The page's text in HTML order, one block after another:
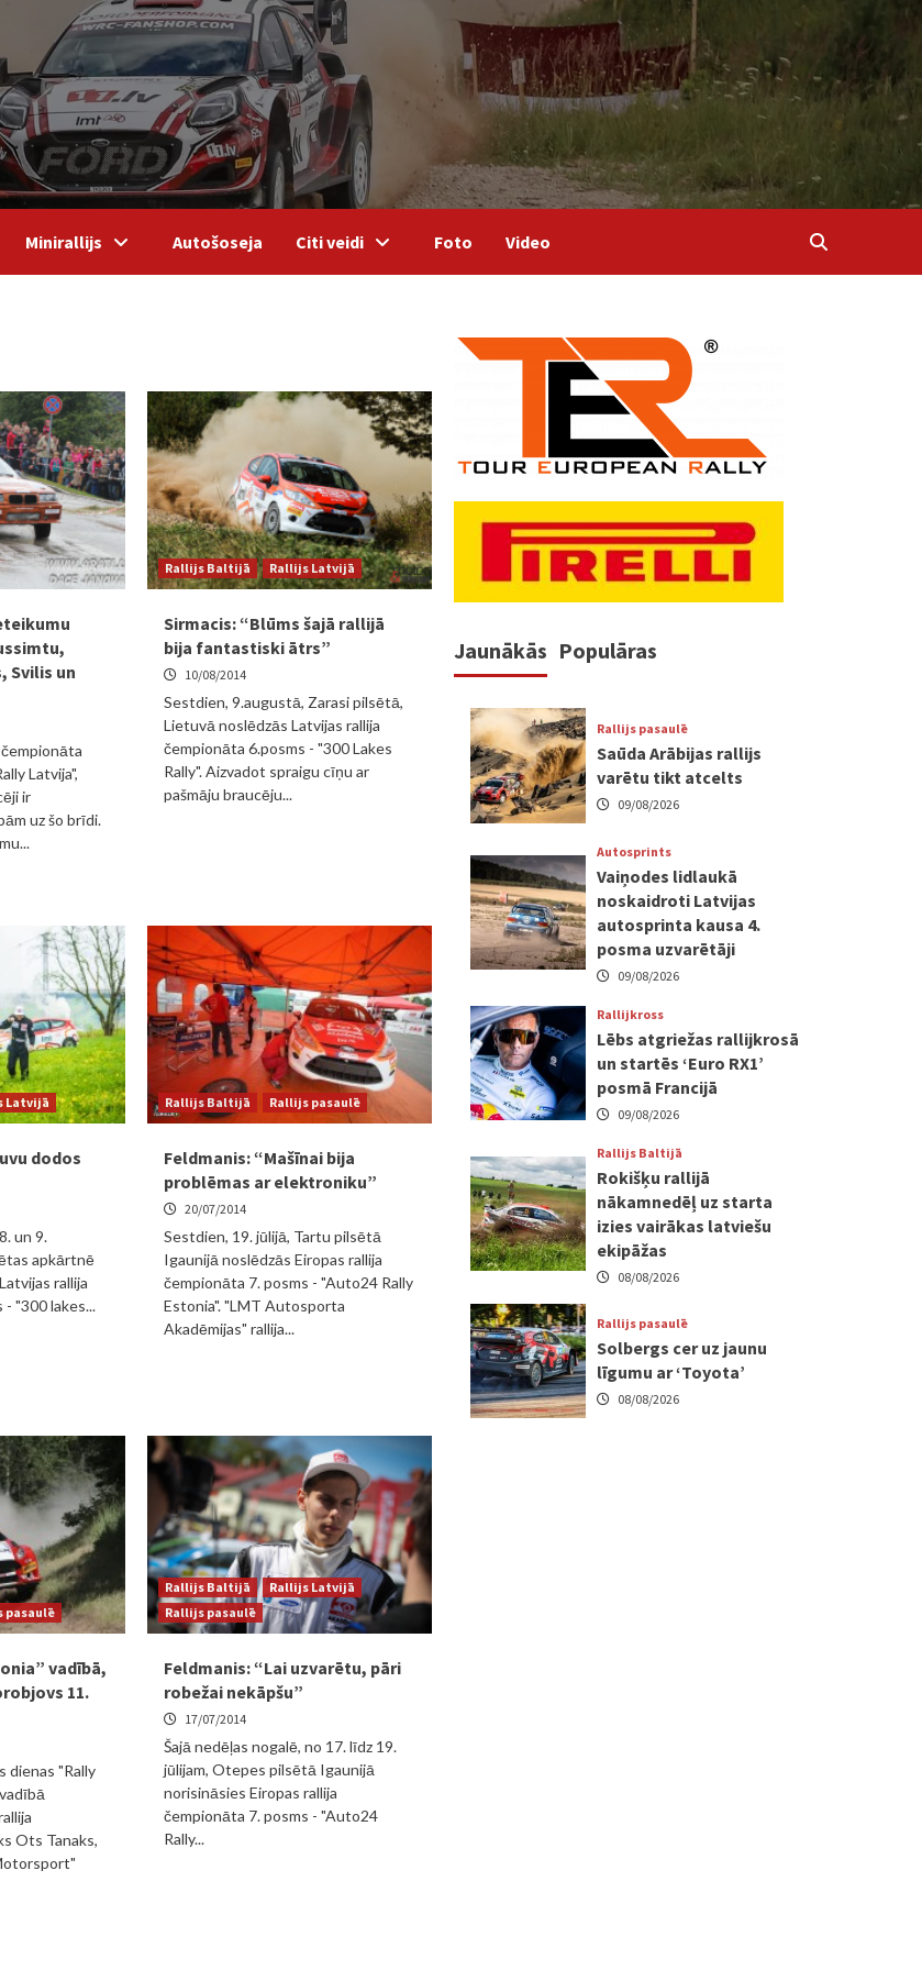
Minirallijs Autošoseja Citi veidi Foto Video
Svilis un
Latvija",
ir
uz šo brīdi.
Rallijs Baltijā Rallijs Latvijā
Sirmacis: “Blūms šajā rallijā
bija fantastiski ātrs”
10/08/2014
Sestdien, 9.augustā, Zarasi pilsētā,
Lietuvā noslēdzās Latvijas rallija
čempionāta 6.posms - "300 Lakes
Rally". Aizvadot spraigu cīņu ar
pašmāju braucēju...
Latvijā
dodos
un 9.
apkārtnē
rallija
"300 lakes...
Rallijs Baltijā Rallijs pasaulē
Feldmanis: “Mašīnai bija
problēmas ar elektroniku”
20/07/2014
Sestdien, 19. jūlijā, Tartu pilsētā
Igaunijā noslēdzās Eiropas rallija
čempionāta 7. posms - "Auto24 Rally
Estonia". "LMT Autosporta
Akadēmijas" rallija...
pasaulē
vadībā,
11.
dienas "Rally
Ots Tanaks,
Rallijs Baltijā
Rallijs Latvijā
Rallijs pasaulē
Feldmanis: “Lai uzvarētu, pāri
robežai nekāpšu”
17/07/2014
Šajā nedēļas nogalē, no 17. līdz 19.
jūlijam, Otepes pilsētā Igaunijā
norisināsies Eiropas rallija
čempionāta 7. posms - "Auto24
Rally...
Jaunākās Populāras
Rallijs pasaulē
Saūda Arābijas rallijs
varētu tikt atcelts
09/08/2026
Autosprints
Vaiņodes lidlaukā
noskaidroti Latvijas
autosprinta kausa 4.
posma uzvarētāji
09/08/2026
Rallijkross
Lēbs atgriežas rallijkrosā
un startēs ‘Euro RX1’
posmā Francijā
09/08/2026
Rallijs Baltijā
Rokišķu rallijā
nākamnedēļ uz starta
izies vairākas latviešu
ekipāžas
08/08/2026
Rallijs pasaulē
Solbergs cer uz jaunu
līgumu ar ‘Toyota’
08/08/2026